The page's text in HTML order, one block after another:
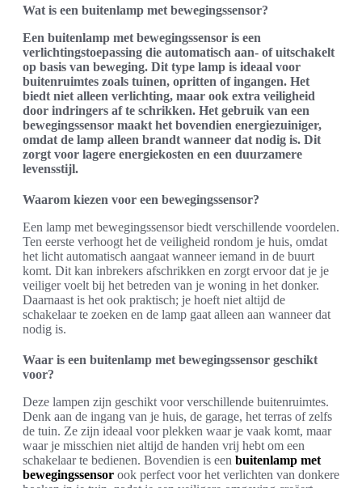
Wat is een buitenlamp met bewegingssensor?
Een buitenlamp met bewegingssensor is een
verlichtingstoepassing die automatisch aan- of uitschakelt
op basis van beweging. Dit type lamp is ideaal voor
buitenruimtes zoals tuinen, opritten of ingangen. Het
biedt niet alleen verlichting, maar ook extra veiligheid
door indringers af te schrikken. Het gebruik van een
bewegingssensor maakt het bovendien energiezuiniger,
omdat de lamp alleen brandt wanneer dat nodig is. Dit
zorgt voor lagere energiekosten en een duurzamere
levensstijl.
Waarom kiezen voor een bewegingssensor?
Een lamp met bewegingssensor biedt verschillende voordelen.
Ten eerste verhoogt het de veiligheid rondom je huis, omdat
het licht automatisch aangaat wanneer iemand in de buurt
komt. Dit kan inbrekers afschrikken en zorgt ervoor dat je je
veiliger voelt bij het betreden van je woning in het donker.
Daarnaast is het ook praktisch; je hoeft niet altijd de
schakelaar te zoeken en de lamp gaat alleen aan wanneer dat
nodig is.
Waar is een buitenlamp met bewegingssensor geschikt
voor?
Deze lampen zijn geschikt voor verschillende buitenruimtes.
Denk aan de ingang van je huis, de garage, het terras of zelfs
de tuin. Ze zijn ideaal voor plekken waar je vaak komt, maar
waar je misschien niet altijd de handen vrij hebt om een
schakelaar te bedienen. Bovendien is een buitenlamp met
bewegingssensor ook perfect voor het verlichten van donkere